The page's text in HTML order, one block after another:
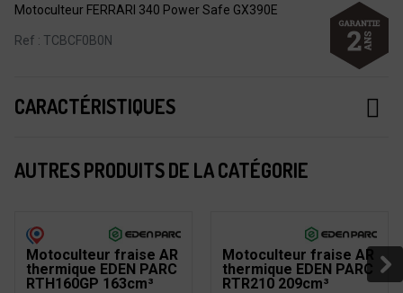
Motoculteur FERRARI 340 Power Safe GX390E
Ref : TCBCF0B0N
CARACTÉRISTIQUES
AUTRES PRODUITS DE LA CATÉGORIE
Motoculteur fraise AR
thermique EDEN PARC
RTH160GP 163cm³
Motoculteur fraise AR
thermique EDEN PARC
RTR210 209cm³